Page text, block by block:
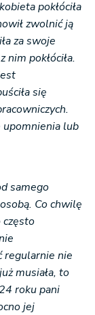
pokłóciła
zwolnić ją
za swoje
nim pokłóciła.
się
upomnienia lub
samego
Co chwilę
często
regularnie nie
musiała, to
roku pani
jej